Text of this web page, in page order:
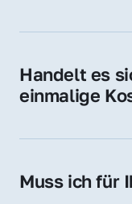
Für
Handelt es
einmalige
späteren
Gebühren an.
Muss ich für